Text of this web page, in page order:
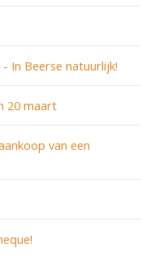
In Beerse natuurlijk!
20 maart
van een